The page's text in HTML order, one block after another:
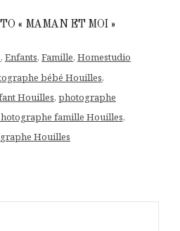
« MAMAN ET MOI »
, Enfants, Famille, Homestudio
bébé Houilles,
Houilles, photographe
famille Houilles,
Houilles